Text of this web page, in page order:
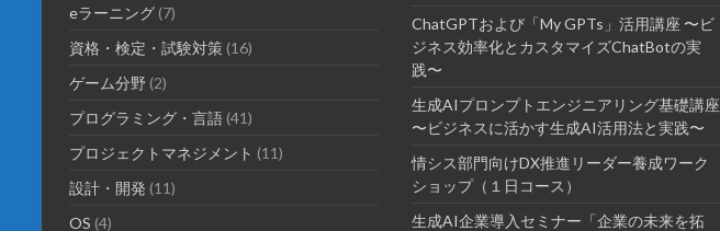
eラーニング (7)
資格・検定・試験対策 (16)
ゲーム分野 (2)
プログラミング・言語 (41)
プロジェクトマネジメント (11)
設計・開発 (11)
OS (4)
ChatGPTおよび「My GPTs」活用講座 〜ビ
ジネス効率化とカスタマイズChatBotの実
践〜
生成AIプロンプトエンジニアリング基礎講座
〜ビジネスに活かす生成AI活用法と実践〜
情シス部門向けDX推進リーダー養成ワーク
ショップ（１日コース）
生成AI企業導入セミナー「企業の未来を拓